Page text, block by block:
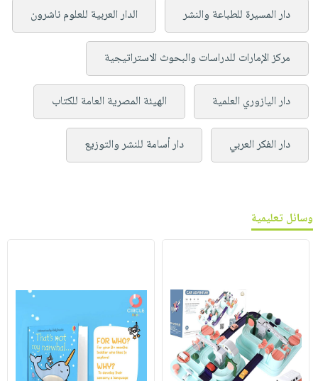
دار المسيرة للطباعة والنشر الدار العربية للعلوم ناشرون
مركز الإمارات للدراسات والبحوث الاستراتيجية
دار اليازوري العلمية الهيئة المصرية العامة للكتاب
دار الفكر العربي دار أسامة للنشر والتوزيع
وسائل تعليمية